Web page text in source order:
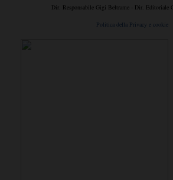
Dir. Responsabile Gigi Beltrame - Dir. Editoriale
Politica della Privacy e cookie